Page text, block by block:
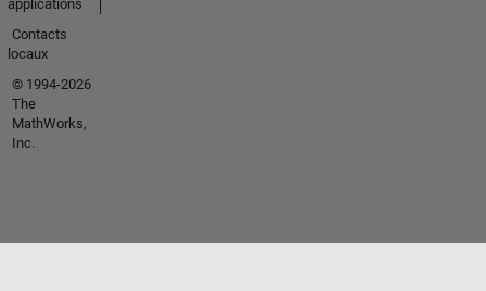
applications
Contacts
locaux
© 1994-2026
The
MathWorks,
Inc.